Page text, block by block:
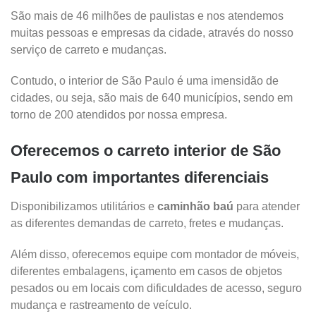
São mais de 46 milhões de paulistas e nos atendemos
muitas pessoas e empresas da cidade, através do nosso
serviço de carreto e mudanças.
Contudo, o interior de São Paulo é uma imensidão de
cidades, ou seja, são mais de 640 municípios, sendo em
torno de 200 atendidos por nossa empresa.
Oferecemos o carreto interior de São
Paulo com importantes diferenciais
Disponibilizamos utilitários e caminhão baú para atender
as diferentes demandas de carreto, fretes e mudanças.
Além disso, oferecemos equipe com montador de móveis,
diferentes embalagens, içamento em casos de objetos
pesados ou em locais com dificuldades de acesso, seguro
mudança e rastreamento de veículo.